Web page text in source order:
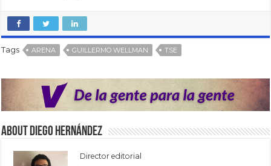
Tags ARENA GUILLERMO WELLMAN TSE
About Diego Hernández
Director editorial